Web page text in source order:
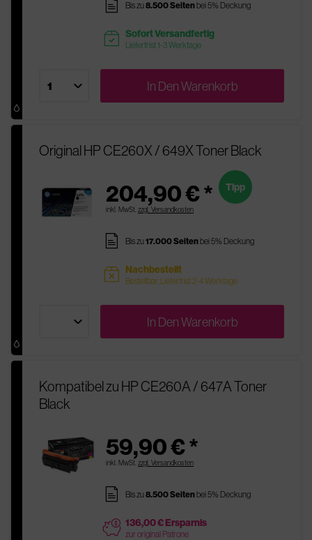
pages Bis zu8.500 Seitenbei 5% Deckung
readytoship Sofort Versandfertig
Lieferfrist 1-3 Werktage
In DenWarenkorb
Original HP CE260X / 649X Toner Black
204,90 € *
inkl. MwSt. zzgl. Versandkosten
Tipp
pages Bis zu17.000 Seitenbei 5% Deckung
sold Nachbestellt
Bestellbar, Lieferfrist 2-4 Werktage
In DenWarenkorb
Kompatibel zu HP CE260A / 647A Toner
Black
59,90 € *
inkl. MwSt. zzgl. Versandkosten
pages Bis zu8.500 Seitenbei 5% Deckung
price 136,00 € Ersparnis
zur original Patrone